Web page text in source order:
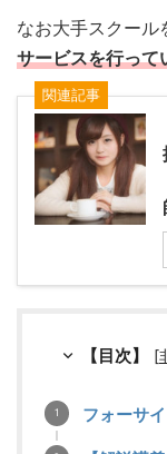
なお大手スクール
サービスを行って
関連記事
【目次】 [
フォーサ